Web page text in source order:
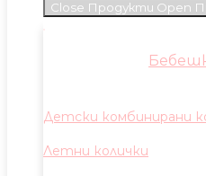
Close Продукти Open
Детски комбинирани
Летни колички